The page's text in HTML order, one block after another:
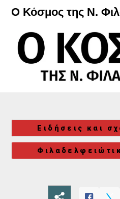
Μετάβαση
περιεχόμενο
Ο Κόσμος της Ν.
Ειδήσεις και